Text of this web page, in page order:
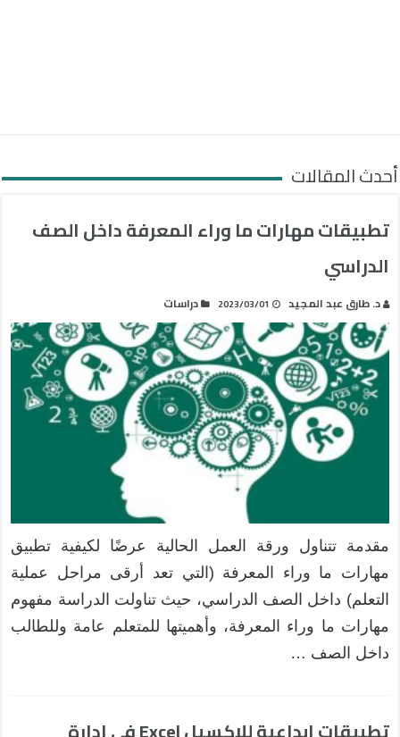
أحدث المقالات
تطبيقات مهارات ما وراء المعرفة داخل الصف
الدراسي
د. طارق عبد المجيد 2023/03/01 دراسات
مقدمة تتناول ورقة العمل الحالية عرضًا لكيفية تطبيق
مهارات ما وراء المعرفة (التي تعد أرقى مراحل عملية
التعلم) داخل الصف الدراسي، حيث تناولت الدراسة مفهوم
مهارات ما وراء المعرفة، وأهميتها للمتعلم عامة وللطالب
داخل الصف …